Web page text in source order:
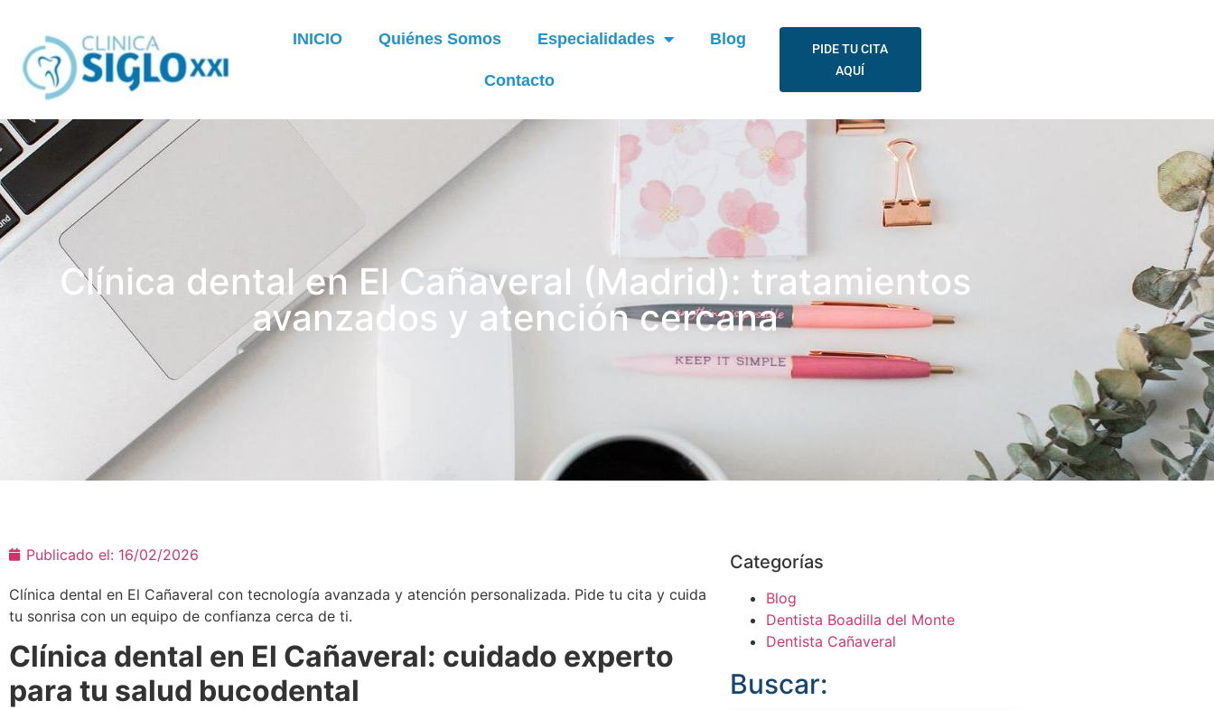
INICIO Quiénes Somos Especialidades Blog
Contacto
PIDE TU CITA
AQUÍ
Clínica dental en El Cañaveral (Madrid): tratamientos
avanzados y atención cercana
Publicado el: 16/02/2026
Clínica dental en El Cañaveral con tecnología avanzada y atención personalizada. Pide tu cita y cuida
tu sonrisa con un equipo de confianza cerca de ti.
Clínica dental en El Cañaveral: cuidado experto
para tu salud bucodental
Categorías
Blog
Dentista Boadilla del Monte
Dentista Cañaveral
Buscar: